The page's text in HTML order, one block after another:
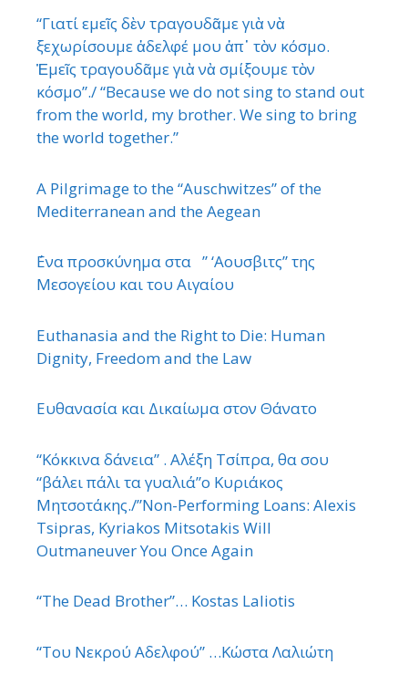
“Γιατί εμεῖς δὲν τραγουδᾶμε γιὰ νὰ
ξεχωρίσουμε ἀδελφέ μου ἀπ᾿ τὸν κόσμο.
Ἐμεῖς τραγουδᾶμε γιὰ νὰ σμίξουμε τὸν
κόσμο”./ “Because we do not sing to stand out
from the world, my brother. We sing to bring
the world together.”
A Pilgrimage to the “Auschwitzes” of the
Mediterranean and the Aegean
΄Ενα προσκύνημα στα ” ‘Αουσβιτς” της
Μεσογείου και του Αιγαίου
Euthanasia and the Right to Die: Human
Dignity, Freedom and the Law
Ευθανασία και Δικαίωμα στον Θάνατο
“Κόκκινα δάνεια” . Αλέξη Τσίπρα, θα σου
“βάλει πάλι τα γυαλιά”ο Κυριάκος
Μητσοτάκης./”Non-Performing Loans: Alexis
Tsipras, Kyriakos Mitsotakis Will
Outmaneuver You Once Again
“The Dead Brother”… Kostas Laliotis
“Του Νεκρού Αδελφού” …Κώστα Λαλιώτη